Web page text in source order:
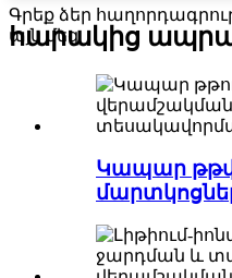
Գրեք ձեր
այն մեզ
հարակից
Կապար